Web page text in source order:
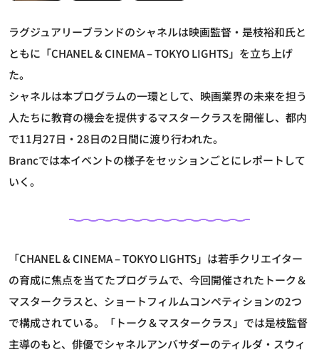
ラグジュアリーブランドのシャネルは映画監督・是枝裕和氏と
ともに「CHANEL & CINEMA – TOKYO LIGHTS」を立ち上げ
た。
シャネルは本プログラムの一環として、映画業界の未来を担う
人たちに教育の機会を提供するマスタークラスを開催し、都内
で11月27日・28日の2日間に渡り行われた。
Brancでは本イベントの様子をセッションごとにレポートして
いく。
「CHANEL & CINEMA – TOKYO LIGHTS」は若手クリエイター
の育成に焦点を当てたプログラムで、今回開催されたトーク＆
マスタークラスと、ショートフィルムコンペティションの2つ
で構成されている。「トーク＆マスタークラス」では是枝監督
主導のもと、俳優でシャネルアンバサダーのティルダ・スウィ